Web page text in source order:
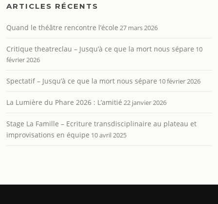
ARTICLES RÉCENTS
Quand le théâtre rencontre l’école 27 mars 2026
Critique theatreclau – Jusqu’à ce que la mort nous sépare 10
février 2026
Spectatif – Jusqu’à ce que la mort nous sépare 10 février 2026
La Lumière du Phare 2026 : L’amitié 22 janvier 2026
Stage La Famille – Ecriture transdisciplinaire au plateau et
improvisations en équipe 10 avril 2025